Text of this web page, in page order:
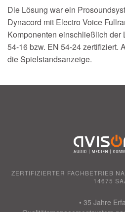
Die Lösung war ein
Dynacord mit Electro Voice
Komponenten einschließlich der
54-16 bzw. EN 54-24 zertifiziert.
die Spielstandsanzeige.
ZERTIFIZIERTER FACHBETRIEB
14675
• 35 Jahre